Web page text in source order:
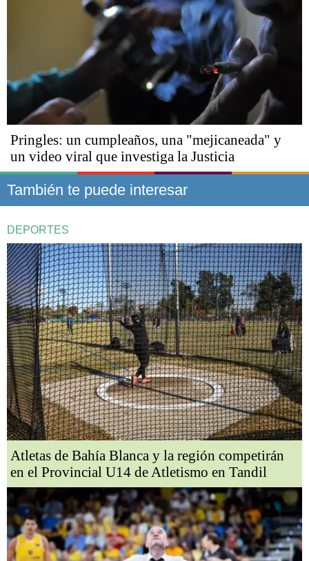
Pringles: un cumpleaños, una "mejicaneada" y
un video viral que investiga la Justicia
También te puede interesar
DEPORTES
Atletas de Bahía Blanca y la región competirán
en el Provincial U14 de Atletismo en Tandil